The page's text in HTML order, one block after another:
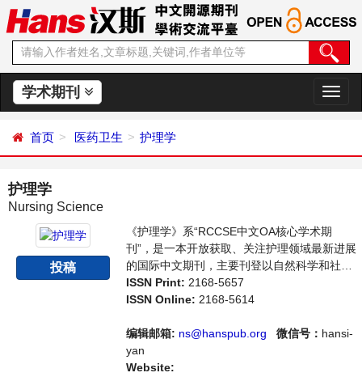
学术期刊
切
换
首页 医药卫生 护理学
护理学
Nursing Science
投稿
《护理学》系“RCCSE中文OA核心学术期
刊”，是一本开放获取、关注护理领域最新进展
的国际中文期刊，主要刊登以自然科学和社会
科学理论为基础，对人类健康的护理理论、知
识、技能及其发展规律等相关领域的论文。本
学术，集学术性、思想性为一体，旨在给世界
范围内的科学家、学者、科研人员提供一个传
播、分享和讨论护理学领域内不同方向问题与
ISSN Print: 2168-5657
ISSN Online: 2168-5614
编辑邮箱: ns@hanspub.org 微信号： hansi-
yan
Website: